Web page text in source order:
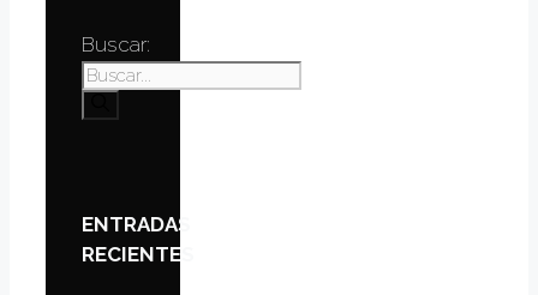
Buscar:
ENTRADAS
RECIENTES